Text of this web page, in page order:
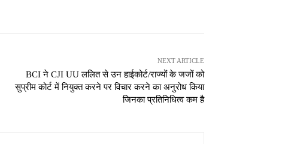
NEXT ARTICLE
BCI ने CJI UU ललित से उन हाईकोर्ट/राज्यों के जजों को
सुप्रीम कोर्ट में नियुक्त करने पर विचार करने का अनुरोध किया
जिनका प्रतिनिधित्व कम है